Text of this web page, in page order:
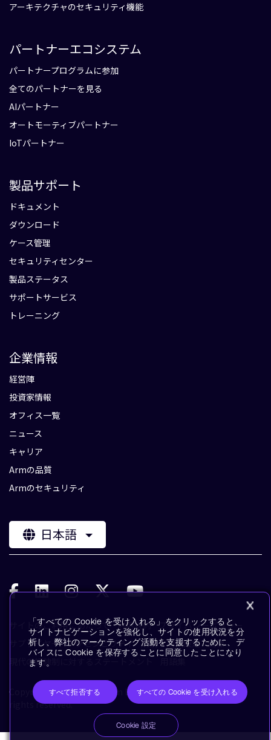
アーキテクチャのセキュリティ機能
パートナーエコシステム
パートナープログラムに参加
全てのパートナーを見る
AIパートナー
オートモーティブパートナー
IoTパートナー
製品サポート
ドキュメント
ダウンロード
ケース管理
セキュリティセンター
製品ステータス
サポートサービス
トレーニング
企業情報
経営陣
投資家情報
オフィス一覧
ニュース
キャリア
Armの品質
Armのセキュリティ
日本語
サイトのご利用にあたって 利用規約 プライバシーポリシー
サプライヤー アクセシビリティ 購読・通知設定
商標
現代の奴隷制に対するステートメント
Copyright © 1995-2026 Arm Limited (or its affiliates). All
rights reserved.
「すべての Cookie を受け入れる」をクリックすると、
サイトナビゲーションを強化し、サイトの使用状況を分
析し、弊社のマーケティング活動を支援するために、デ
バイスに Cookie を保存することに同意したことになり
ます。
すべて拒否する すべての Cookie を受け入れる
Cookie 設定